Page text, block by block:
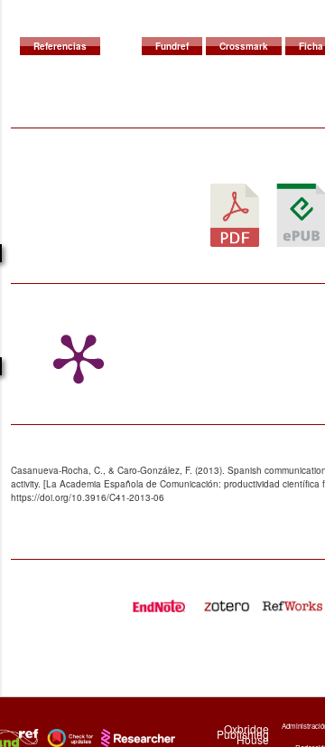
Referencias Fundref Crossmark
Casanueva-Rocha, C., & Caro-González, F. (2013). Spanish
activity. [La Academia Española de Comunicación: productividad científica
https://doi.org/10.3916/C41-2013-06
Oxbridge
Publishing
House